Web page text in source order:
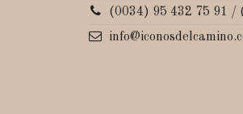
(0034) 95 432 75 91 /